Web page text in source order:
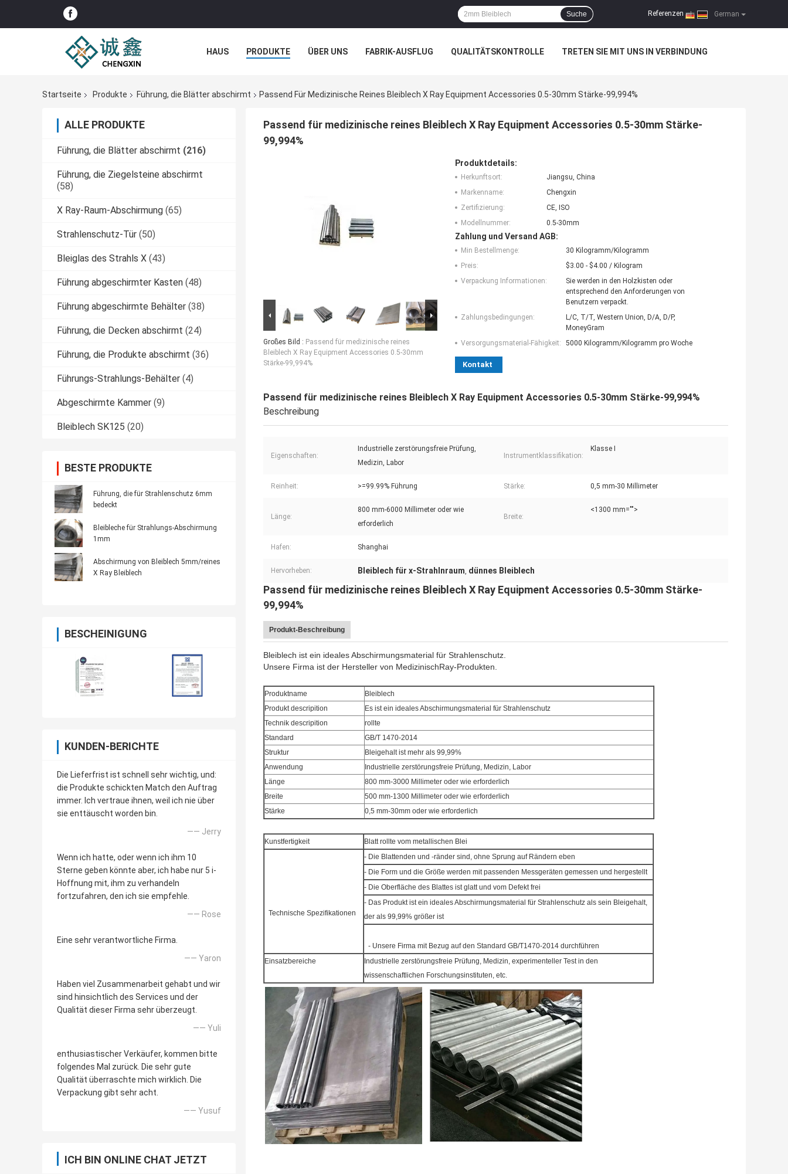
German
Referenzen |
Suche
HAUS PRODUKTE ÜBER UNS FABRIK-AUSFLUG QUALITÄTSKONTROLLE TRETEN SIE MIT UNS IN VERBINDUNG
Startseite
Produkte Führung, die Blätter abschirmt Passend Für Medizinische Reines Bleiblech X Ray Equipment Accessories 0.5-30mm Stärke-99,994%
ALLE PRODUKTE
Führung, die Blätter abschirmt (216)
Führung, die Ziegelsteine abschirmt
(58)
X Ray-Raum-Abschirmung (65)
Strahlenschutz-Tür (50)
Bleiglas des Strahls X (43)
Führung abgeschirmter Kasten (48)
Führung abgeschirmte Behälter (38)
Führung, die Decken abschirmt (24)
Führung, die Produkte abschirmt (36)
Führungs-Strahlungs-Behälter (4)
Abgeschirmte Kammer (9)
Bleiblech SK125 (20)
BESTE PRODUKTE
Führung, die für Strahlenschutz 6mm
bedeckt
Bleibleche für Strahlungs-Abschirmung
1mm
Abschirmung von Bleiblech 5mm/reines
X Ray Bleiblech
BESCHEINIGUNG
KUNDEN-BERICHTE
Die Lieferfrist ist schnell sehr wichtig, und:
die Produkte schickten Match den Auftrag
immer. Ich vertraue ihnen, weil ich nie über
sie enttäuscht worden bin.
—— Jerry
Wenn ich hatte, oder wenn ich ihm 10
Sterne geben könnte aber, ich habe nur 5 i-
Hoffnung mit, ihm zu verhandeln
fortzufahren, den ich sie empfehle.
—— Rose
Eine sehr verantwortliche Firma.
—— Yaron
Haben viel Zusammenarbeit gehabt und wir
sind hinsichtlich des Services und der
Qualität dieser Firma sehr überzeugt.
—— Yuli
enthusiastischer Verkäufer, kommen bitte
folgendes Mal zurück. Die sehr gute
Qualität überraschte mich wirklich. Die
Verpackung gibt sehr acht.
—— Yusuf
ICH BIN ONLINE CHAT JETZT
Passend für medizinische reines Bleiblech X Ray Equipment Accessories 0.5-30mm Stärke-
99,994%
Großes Bild : Passend für medizinische reines
Bleiblech X Ray Equipment Accessories 0.5-30mm
Stärke-99,994%
Produktdetails:
Herkunftsort:
Jiangsu, China
Markenname:
Chengxin
Zertifizierung:
CE, ISO
Modellnummer:
0.5-30mm
Zahlung und Versand AGB:
Min Bestellmenge:
30 Kilogramm/Kilogramm
Preis:
$3.00 - $4.00 / Kilogram
Verpackung Informationen:
Sie werden in den Holzkisten oder
entsprechend den Anforderungen von
Benutzern verpackt.
Zahlungsbedingungen:
L/C, T/T, Western Union, D/A, D/P,
MoneyGram
Versorgungsmaterial-Fähigkeit:
5000 Kilogramm/Kilogramm pro Woche
Kontakt
Passend für medizinische reines Bleiblech X Ray Equipment Accessories 0.5-30mm Stärke-99,994%
Beschreibung
Eigenschaften:
Industrielle zerstörungsfreie Prüfung,
Medizin, Labor
Instrumentklassifikation:
Klasse I
Reinheit: >=99.99% Führung Stärke: 0,5 mm-30 Millimeter
Länge:
800 mm-6000 Millimeter oder wie
erforderlich
Breite:
<1300 mm="">
Hafen: Shanghai
Hervorheben: Bleiblech für x-Strahlnraum, dünnes Bleiblech
Passend für medizinische reines Bleiblech X Ray Equipment Accessories 0.5-30mm Stärke-
99,994%
Produkt-Beschreibung
Bleiblech ist ein ideales Abschirmungsmaterial für Strahlenschutz.
Unsere Firma ist der Hersteller von MedizinischRay-Produkten.
Produktname
Bleiblech
Produkt descripition
Es ist ein ideales Abschirmungsmaterial für Strahlenschutz
Technik descripition
rollte
Standard
GB/T 1470-2014
Struktur
Bleigehalt ist mehr als 99,99%
Anwendung
Industrielle zerstörungsfreie Prüfung, Medizin, Labor
Länge
800 mm-3000 Millimeter oder wie erforderlich
Breite
500 mm-1300 Millimeter oder wie erforderlich
Stärke
0,5 mm-30mm oder wie erforderlich
Kunstfertigkeit Blatt rollte vom metallischen Blei
Technische Spezifikationen
- Die Blattenden und -ränder sind, ohne Sprung auf Rändern eben
- Die Form und die Größe werden mit passenden Messgeräten gemessen und hergestellt
- Die Oberfläche des Blattes ist glatt und vom Defekt frei
- Das Produkt ist ein ideales Abschirmungsmaterial für Strahlenschutz als sein Bleigehalt,
der als 99,99% größer ist
- Unsere Firma mit Bezug auf den Standard GB/T1470-2014 durchführen
Einsatzbereiche
Industrielle zerstörungsfreie Prüfung, Medizin, experimenteller Test in den
wissenschaftlichen Forschungsinstituten, etc.